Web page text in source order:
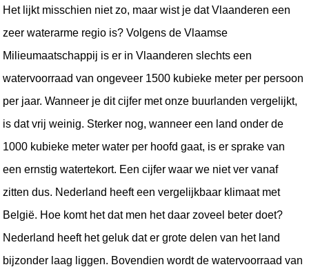
Het lijkt misschien niet zo, maar wist je dat Vlaanderen een
zeer waterarme regio is? Volgens de Vlaamse
Milieumaatschappij is er in Vlaanderen slechts een
watervoorraad van ongeveer 1500 kubieke meter per persoon
per jaar. Wanneer je dit cijfer met onze buurlanden vergelijkt,
is dat vrij weinig. Sterker nog, wanneer een land onder de
1000 kubieke meter water per hoofd gaat, is er sprake van
een ernstig watertekort. Een cijfer waar we niet ver vanaf
zitten dus. Nederland heeft een vergelijkbaar klimaat met
België. Hoe komt het dat men het daar zoveel beter doet?
Nederland heeft het geluk dat er grote delen van het land
bijzonder laag liggen. Bovendien wordt de watervoorraad van